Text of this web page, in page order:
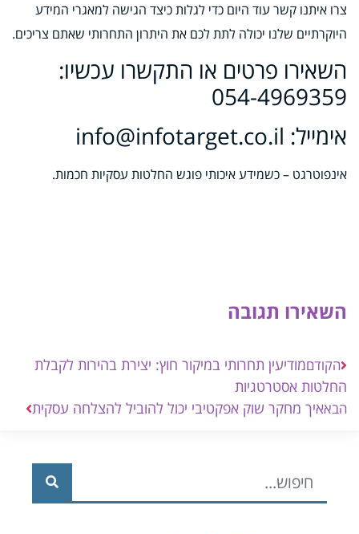
צרו איתנו קשר עוד היום כדי לגלות כיצד הגישה למאגרי המידע
היוקרתיים שלנו יכולה לתת לכם את היתרון התחרותי שאתם צריכים.
השאירו פרטים או התקשרו עכשיו:
054-4969359
אימייל: info@infotarget.co.il
אינפוטרגט – כשמידע איכותי פוגש החלטות עסקיות חכמות.
השאירו תגובה
הקודםמודיעין תחרותי במיקור חוץ: יצירת בהירות לקבלת
החלטות אסטרטגיות
הבאאיך מחקר שוק אפקטיבי יכול להוביל להצלחה עסקית